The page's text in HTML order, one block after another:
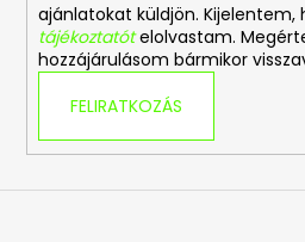
ajánlatokat küldjön. Kijelentem,
tájékoztatót elolvastam.
hozzájárulásom bármikor
FELIRATKOZÁS